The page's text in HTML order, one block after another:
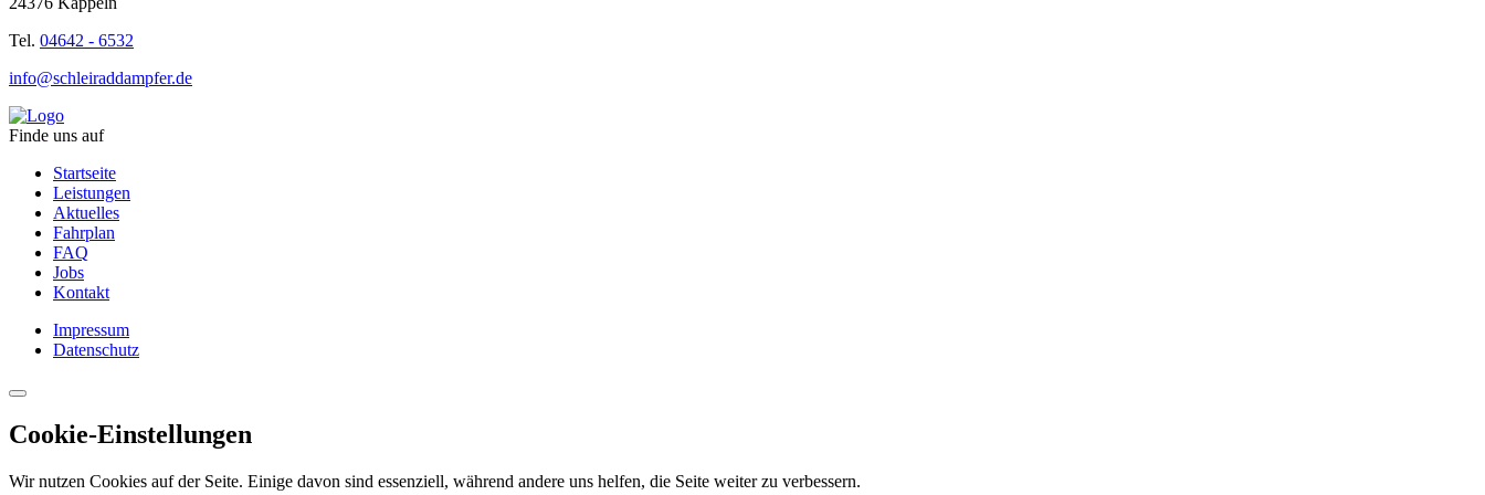
Tel. 04642 - 6532
info@schleiraddampfer.de
Finde uns auf
Startseite
Leistungen
Aktuelles
Fahrplan
FAQ
Jobs
Kontakt
Impressum
Datenschutz
Cookie-Einstellungen
Wir nutzen Cookies auf der Seite. Einige davon sind essenziell, während andere uns helfen, die Seite weiter zu verbessern.